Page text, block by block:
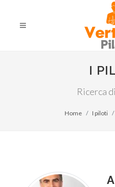
I
Ricerca
Home I piloti